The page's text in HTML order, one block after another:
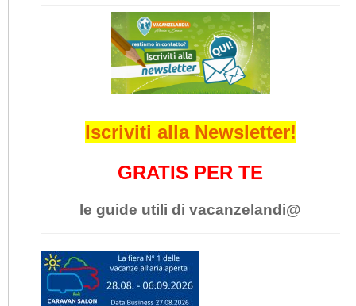
Iscriviti alla Newsletter!
GRATIS PER TE
le guide utili di vacanzelandi@